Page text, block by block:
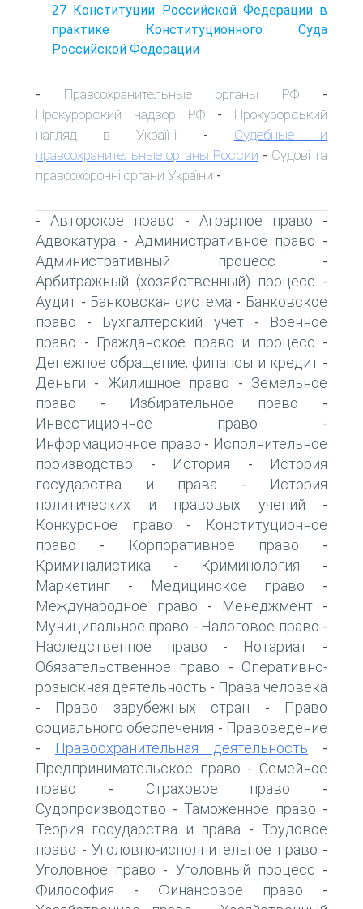
27 Конституции Российской Федерации в
практике Конституционного Суда
Российской Федерации
- Правоохранительные органы РФ -
Прокурорский надзор РФ - Прокурорський
нагляд в Україні - Судебные и
правоохранительные органы России - Судові та
правоохоронні органи України -
-Авторское право - Аграрное право -
Адвокатура - Административное право -
Административный процесс -
Арбитражный (хозяйственный) процесс -
Аудит - Банковская система - Банковское
право - Бухгалтерский учет-
Военное
право - Гражданское право и процесс -
Денежное обращение, финансы и кредит-
Деньги - Жилищное право - Земельное
право - Избирательное право -
Инвестиционное право -
Информационное право - Исполнительное
производство - История -
История
государства и права -
История
политических и правовых учений -
Конкурсное право -
Конституционное
право - Корпоративное право -
Криминалистика - Криминология -
Маркетинг - Медицинское право -
Международное право - Менеджмент -
Муниципальное право - Налоговое право -
Наследственное право - Нотариат -
Обязательственное право - Оперативно-
розыскная деятельность - Права человека
- Право зарубежных стран -
Право
социального обеспечения - Правоведение
- Правоохранительная деятельность -
Предпринимательское право - Семейное
право - Страховое право -
Судопроизводство - Таможенное право -
Теория государства и права -Трудовое
право - Уголовно-исполнительное право -
Уголовное право - Уголовный процесс -
Философия - Финансовое право -